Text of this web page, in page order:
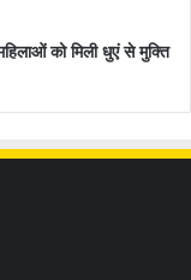
को मिली धुएं से मुक्ति